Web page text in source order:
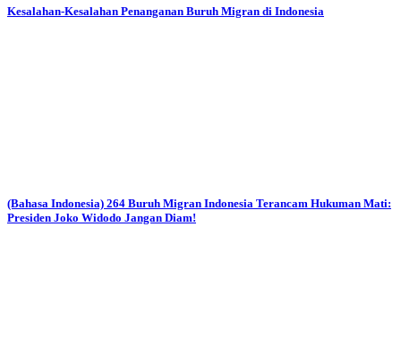
Kesalahan-Kesalahan Penanganan Buruh Migran di Indonesia
(Bahasa Indonesia) 264 Buruh Migran Indonesia Terancam Hukuman Mati:
Presiden Joko Widodo Jangan Diam!